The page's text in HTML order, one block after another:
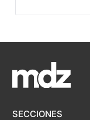
SECCIONES